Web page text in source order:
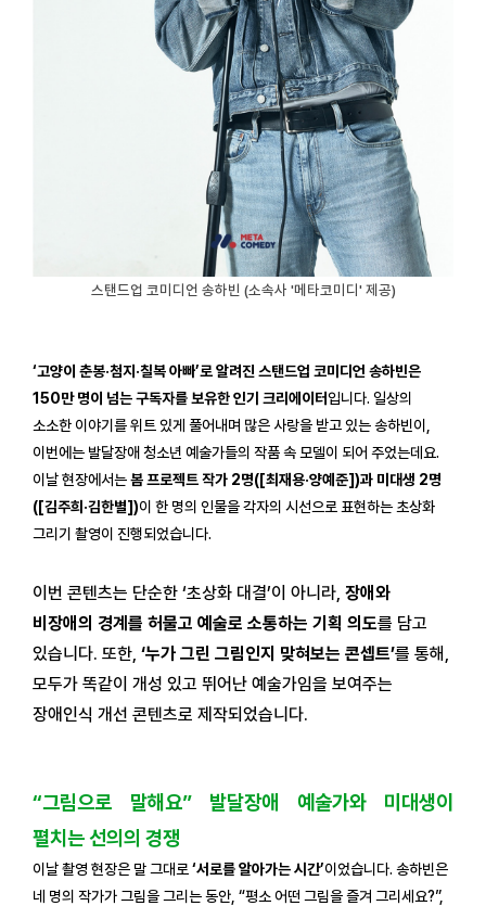
스탠드업 코미디언 송하빈 (소속사 '메타코미디' 제공)
‘고양이 춘봉·첨지·칠복 아빠’로 알려진 스탠드업 코미디언 송하빈은
150만 명이 넘는 구독자를 보유한 인기 크리에이터입니다. 일상의
소소한 이야기를 위트 있게 풀어내며 많은 사랑을 받고 있는 송하빈이,
이번에는 발달장애 청소년 예술가들의 작품 속 모델이 되어 주었는데요.
이날 현장에서는봄 프로젝트 작가 2명([최재용·양예준])과 미대생 2명
([김주희·김한별])이 한 명의 인물을 각자의 시선으로 표현하는 초상화
그리기 촬영이 진행되었습니다.
이번 콘텐츠는 단순한 ‘초상화 대결’이 아니라, 장애와
비장애의 경계를 허물고 예술로 소통하는 기획 의도를 담고
있습니다. 또한, ‘누가 그린 그림인지 맞혀보는 콘셉트’를 통해,
모두가 똑같이 개성 있고 뛰어난 예술가임을 보여주는
장애인식 개선 콘텐츠로 제작되었습니다.
“그림으로 말해요” 발달장애 예술가와 미대생이
펼치는 선의의 경쟁
이날 촬영 현장은 말 그대로‘서로를 알아가는 시간’이었습니다. 송하빈은
네 명의 작가가 그림을 그리는 동안, “평소 어떤 그림을 즐겨 그리세요?”,